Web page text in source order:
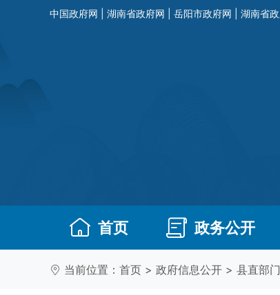
中国政府网 湖南省政府网 岳阳市政府网 湖南省
首页 政务公开
当前位置： 首页 > 政府信息公开 > 县直部门